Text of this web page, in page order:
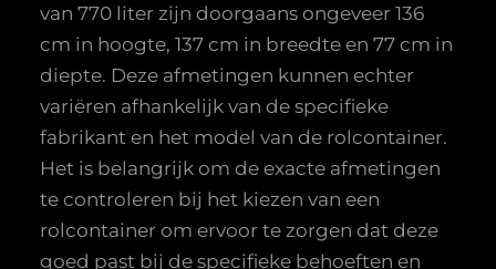
van 770 liter zijn doorgaans ongeveer 136
cm in hoogte, 137 cm in breedte en 77 cm in
diepte. Deze afmetingen kunnen echter
variëren afhankelijk van de specifieke
fabrikant en het model van de rolcontainer.
Het is belangrijk om de exacte afmetingen
te controleren bij het kiezen van een
rolcontainer om ervoor te zorgen dat deze
goed past bij de specifieke behoeften en